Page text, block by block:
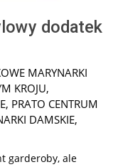
dodatek
MARYNARKI
KROJU,
, PRATO CENTRUM
DAMSKIE,
garderoby, ale